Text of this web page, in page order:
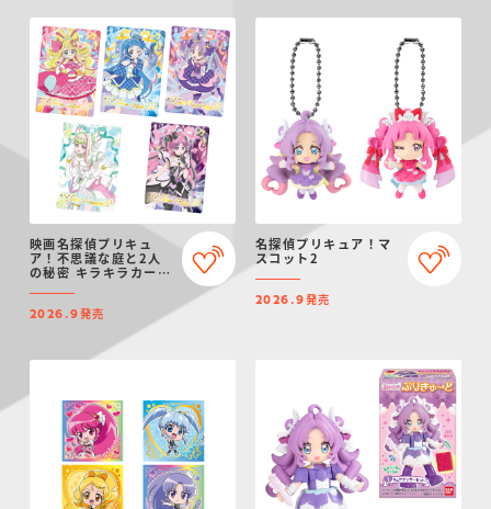
映画名探偵プリキュ
ア！不思議な庭と2人
の秘密 キラキラカード
2026.9発売
名探偵プリキュア！マ
スコット2
2026.9発売